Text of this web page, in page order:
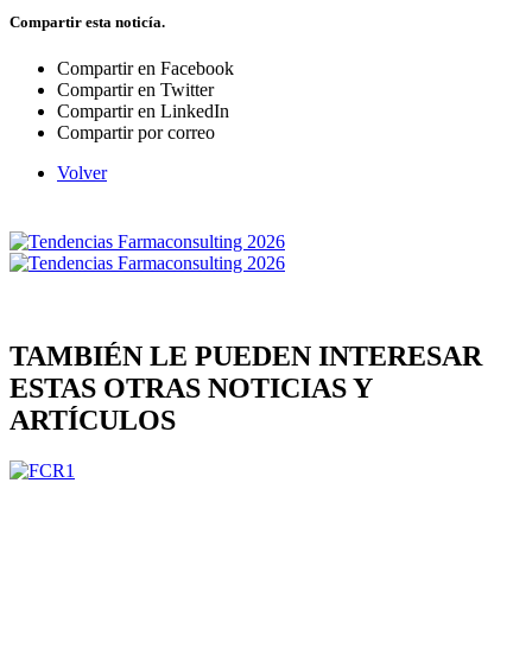
Compartir esta noticía.
Compartir en Facebook
Compartir en Twitter
Compartir en LinkedIn
Compartir por correo
Volver
TAMBIÉN LE PUEDEN INTERESAR
ESTAS OTRAS NOTICIAS Y
ARTÍCULOS